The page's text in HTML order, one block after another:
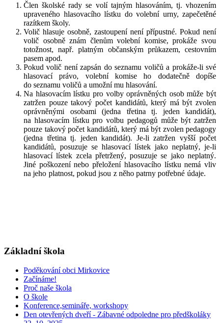
Člen školské rady se volí tajným hlasováním, tj. vhozením
upraveného hlasovacího lístku do volební urny, zapečetěné
razítkem školy.
Volič hlasuje osobně, zastoupení není přípustné. Pokud není
volič osobně znám členům volební komise, prokáže svou
totožnost, např. platným občanským průkazem, cestovním
pasem apod.
Pokud volič není zapsán do seznamu voličů a prokáže-li své
hlasovací právo, volební komise ho dodatečně dopíše
do seznamu voličů a umožní mu hlasování.
Na hlasovacím lístku pro volby oprávněných osob může být
zatržen pouze takový počet kandidátů, který má být zvolen
oprávněnými osobami (jedna třetina tj. jeden kandidát),
na hlasovacím lístku pro volbu pedagogů může být zatržen
pouze takový počet kandidátů, který má být zvolen pedagogy
(jedna třetina tj. jeden kandidát). Je-li zatržen vyšší počet
kandidátů, posuzuje se hlasovací lístek jako neplatný, je-li
hlasovací lístek zcela přetržený, posuzuje se jako neplatný.
Jiné poškození nebo přeložení hlasovacího lístku nemá vliv
na jeho platnost, pokud jsou z něho patrny potřebné údaje.
Základní škola
Poděkování obci Mirkovice
Začínáme!
Proč naše škola
O škole
Konference,semináře, workshopy
Den otevřených dveří - Zábavné odpoledne pro předškoláky